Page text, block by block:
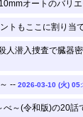
オートのバリエ
トもここに割り当
人潜入捜査で臓器
-- 2026-03-10 (火)
べ～(令和版)の20